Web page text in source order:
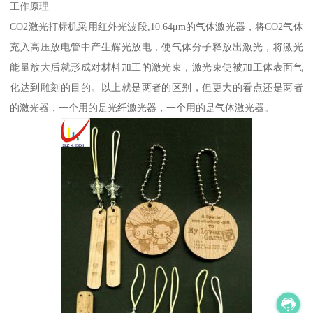
工作原理
CO2激光打标机采用红外光波段,10.64μm的气体激光器，将CO2气体
充入高压放电管中产生辉光放电，使气体分子释放出激光，将激光
能量放大后就形成对材料加工的激光束，激光束使被加工体表面气
化达到雕刻的目的。以上就是两者的区别，但更大的看点还是两者
的激光器，一个用的是光纤激光器，一个用的是气体激光器。